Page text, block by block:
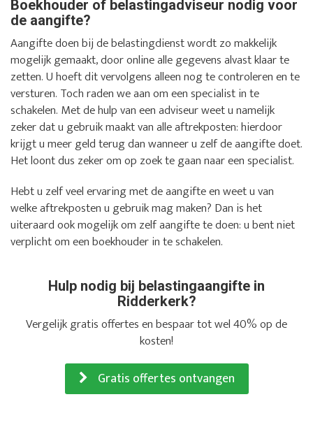
Boekhouder of belastingadviseur nodig voor
de aangifte?
Aangifte doen bij de belastingdienst wordt zo makkelijk
mogelijk gemaakt, door online alle gegevens alvast klaar te
zetten. U hoeft dit vervolgens alleen nog te controleren en te
versturen. Toch raden we aan om een specialist in te
schakelen. Met de hulp van een adviseur weet u namelijk
zeker dat u gebruik maakt van alle aftrekposten: hierdoor
krijgt u meer geld terug dan wanneer u zelf de aangifte doet.
Het loont dus zeker om op zoek te gaan naar een specialist.
Hebt u zelf veel ervaring met de aangifte en weet u van
welke aftrekposten u gebruik mag maken? Dan is het
uiteraard ook mogelijk om zelf aangifte te doen: u bent niet
verplicht om een boekhouder in te schakelen.
Hulp nodig bij belastingaangifte in
Ridderkerk?
Vergelijk gratis offertes en bespaar tot wel 40% op de
kosten!
Gratis offertes ontvangen